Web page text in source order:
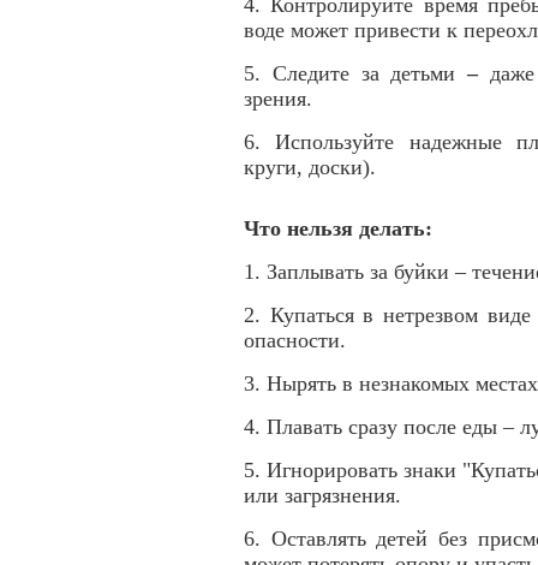
4. Контролируйте время
воде может привести к
5. Следите за детьми –
зрения.
6. Используйте надежные
круги, доски).
Что нельзя делать:
1. Заплывать за буйки –
2. Купаться в нетрезвом
опасности.
3. Нырять в незнакомых
4. Плавать сразу после еды –
5. Игнорировать знаки
или загрязнения.
6. Оставлять детей без